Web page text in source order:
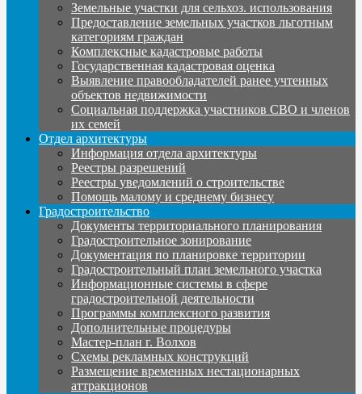
Земельные участки для сельхоз. использования
Предоставление земельных участков льготным
категориям граждан
Комплексные кадастровые работы
Государственная кадастровая оценка
Выявление правообладателей ранее учтенных
объектов недвижимости
Социальная поддержка участников СВО и членов
их семей
Отдел архитектуры
Информация отдела архитектуры
Реестры разрешений
Реестры уведомлений о строительстве
Помощь малому и среднему бизнесу
Градостроительство
Документы территориального планирования
Градостроительное зонирование
Документация по планировке территории
Градостроительный план земельного участка
Информационные системы в сфере
градостроительной деятельности
Программы комплексного развития
Дополнительные процедуры
Мастер-план г. Волхов
Схемы рекламных конструкций
Размещение временных нестационарных
аттракционов